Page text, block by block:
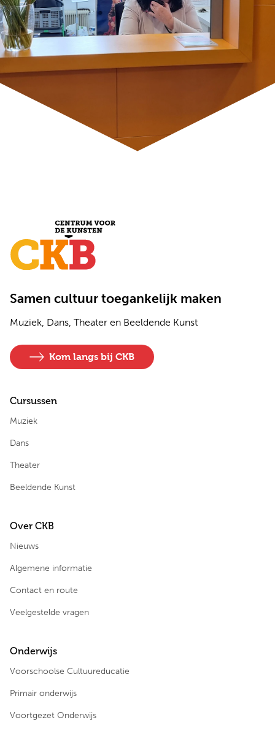
Samen cultuur toegankelijk maken
Muziek, Dans, Theater en Beeldende Kunst
Kom langs bij CKB
Cursussen
Muziek
Dans
Theater
Beeldende Kunst
Over CKB
Nieuws
Algemene informatie
Contact en route
Veelgestelde vragen
Onderwijs
Voorschoolse Cultuureducatie
Primair onderwijs
Voortgezet Onderwijs